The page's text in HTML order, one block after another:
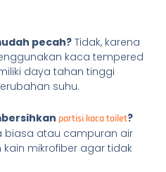
pecah?Tidak, karena
kaca tempered
daya tahan tinggi
suhu.
partisi kaca toilet?
biasa atau campuran air
mikrofiber agar tidak